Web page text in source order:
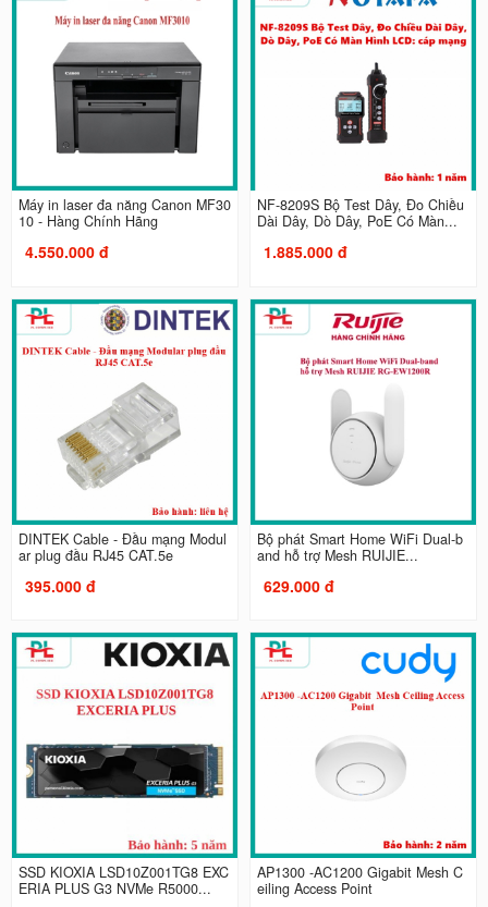
Máy in laser đa năng Canon MF30
10 - Hàng Chính Hãng
4.550.000 đ
NF-8209S Bộ Test Dây, Đo Chiều
Dài Dây, Dò Dây, PoE Có Màn...
1.885.000 đ
DINTEK Cable - Đầu mạng Modul
ar plug đầu RJ45 CAT.5e
395.000 đ
Bộ phát Smart Home WiFi Dual-b
and hỗ trợ Mesh RUIJIE...
629.000 đ
SSD KIOXIA LSD10Z001TG8 EXC
ERIA PLUS G3 NVMe R5000...
AP1300 -AC1200 Gigabit Mesh C
eiling Access Point